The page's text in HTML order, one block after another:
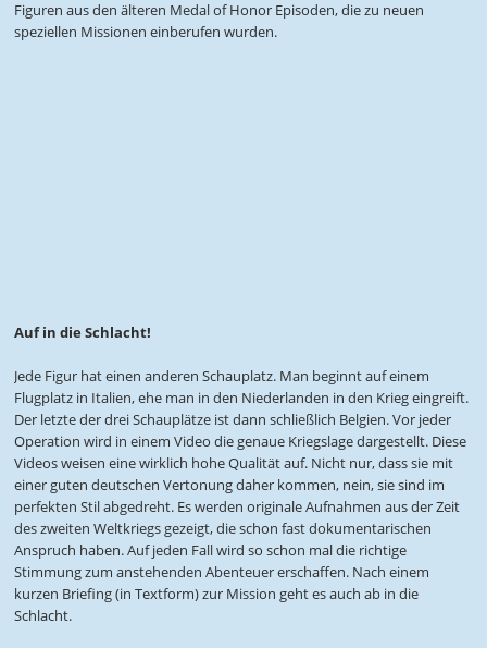
Figuren aus den älteren Medal of Honor Episoden, die zu neuen
speziellen Missionen einberufen wurden.
Auf in die Schlacht!
Jede Figur hat einen anderen Schauplatz. Man beginnt auf einem
Flugplatz in Italien, ehe man in den Niederlanden in den Krieg eingreift.
Der letzte der drei Schauplätze ist dann schließlich Belgien. Vor jeder
Operation wird in einem Video die genaue Kriegslage dargestellt. Diese
Videos weisen eine wirklich hohe Qualität auf. Nicht nur, dass sie mit
einer guten deutschen Vertonung daher kommen, nein, sie sind im
perfekten Stil abgedreht. Es werden originale Aufnahmen aus der Zeit
des zweiten Weltkriegs gezeigt, die schon fast dokumentarischen
Anspruch haben. Auf jeden Fall wird so schon mal die richtige
Stimmung zum anstehenden Abenteuer erschaffen. Nach einem
kurzen Briefing (in Textform) zur Mission geht es auch ab in die
Schlacht.